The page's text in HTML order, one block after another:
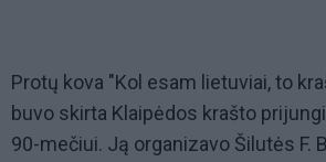
Protų kova "Kol esam lietuviai, to
buvo skirta Klaipėdos krašto
90-mečiui. Ją organizavo Šilutės F.